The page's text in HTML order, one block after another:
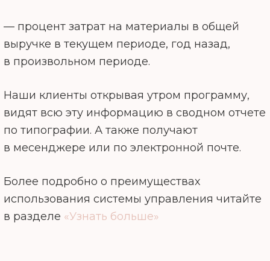
— процент затрат на материалы в общей
выручке в текущем периоде, год назад,
в произвольном периоде.
Наши клиенты открывая утром программу,
видят всю эту информацию в сводном отчете
по типографии. А также получают
в месенджере или по электронной почте.
Более подробно о преимуществах
использования системы управления читайте
в разделе «Узнать больше»